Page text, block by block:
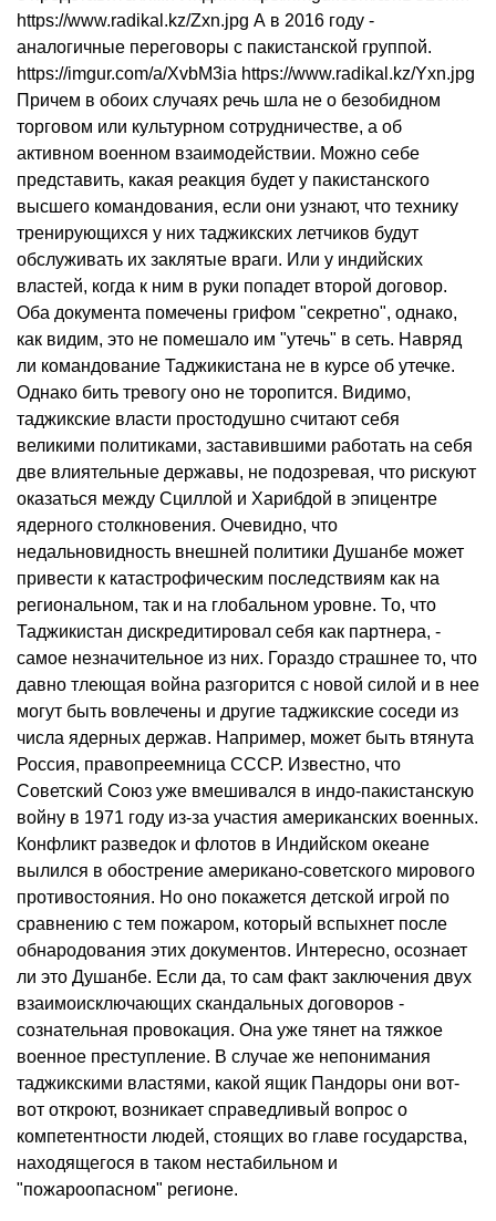
https://www.radikal.kz/Zxn.jpg А в 2016 году -
аналогичные переговоры с пакистанской группой.
https://imgur.com/a/XvbM3ia https://www.radikal.kz/Yxn.jpg
Причем в обоих случаях речь шла не о безобидном
торговом или культурном сотрудничестве, а об
активном военном взаимодействии. Можно себе
представить, какая реакция будет у пакистанского
высшего командования, если они узнают, что технику
тренирующихся у них таджикских летчиков будут
обслуживать их заклятые враги. Или у индийских
властей, когда к ним в руки попадет второй договор.
Оба документа помечены грифом "секретно", однако,
как видим, это не помешало им "утечь" в сеть. Навряд
ли командование Таджикистана не в курсе об утечке.
Однако бить тревогу оно не торопится. Видимо,
таджикские власти простодушно считают себя
великими политиками, заставившими работать на себя
две влиятельные державы, не подозревая, что рискуют
оказаться между Сциллой и Харибдой в эпицентре
ядерного столкновения. Очевидно, что
недальновидность внешней политики Душанбе может
привести к катастрофическим последствиям как на
региональном, так и на глобальном уровне. То, что
Таджикистан дискредитировал себя как партнера, -
самое незначительное из них. Гораздо страшнее то, что
давно тлеющая война разгорится с новой силой и в нее
могут быть вовлечены и другие таджикские соседи из
числа ядерных держав. Например, может быть втянута
Россия, правопреемница СССР. Известно, что
Советский Союз уже вмешивался в индо-пакистанскую
войну в 1971 году из-за участия американских военных.
Конфликт разведок и флотов в Индийском океане
вылился в обострение американо-советского мирового
противостояния. Но оно покажется детской игрой по
сравнению с тем пожаром, который вспыхнет после
обнародования этих документов. Интересно, осознает
ли это Душанбе. Если да, то сам факт заключения двух
взаимоисключающих скандальных договоров -
сознательная провокация. Она уже тянет на тяжкое
военное преступление. В случае же непонимания
таджикскими властями, какой ящик Пандоры они вот-
вот откроют, возникает справедливый вопрос о
компетентности людей, стоящих во главе государства,
находящегося в таком нестабильном и
"пожароопасном" регионе.